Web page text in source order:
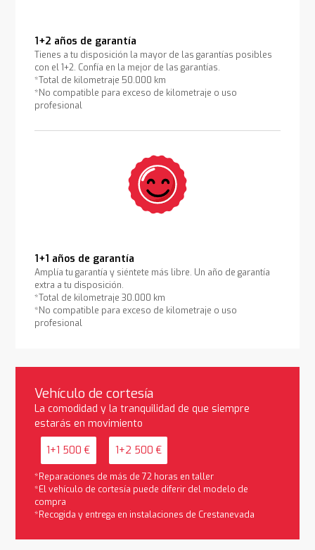
1+2 años de garantía
Tienes a tu disposición la mayor de las garantías posibles
con el 1+2. Confía en la mejor de las garantías.
*Total de kilometraje 50.000 km
*No compatible para exceso de kilometraje o uso
profesional
1+1 años de garantía
Amplía tu garantía y siéntete más libre. Un año de garantía
extra a tu disposición.
*Total de kilometraje 30.000 km
*No compatible para exceso de kilometraje o uso
profesional
Vehículo de cortesía
La comodidad y la tranquilidad de que siempre
estarás en movimiento
1+1 500 € 1+2 500 €
*Reparaciones de más de 72 horas en taller
*El vehículo de cortesía puede diferir del modelo de
compra
*Recogida y entrega en instalaciones de Crestanevada